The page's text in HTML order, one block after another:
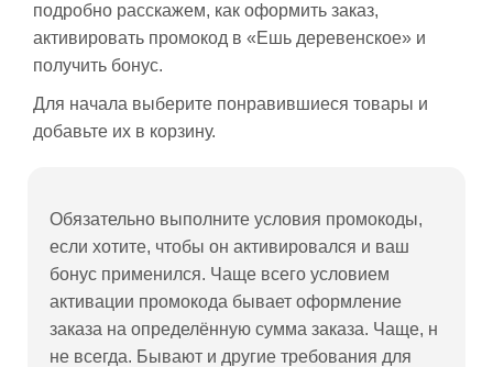
подробно расскажем, как оформить заказ,
активировать промокод в «Ешь деревенское» и
получить бонус.
Для начала выберите понравившиеся товары и
добавьте их в корзину.
Обязательно выполните условия промокоды,
если хотите, чтобы он активировался и ваш
бонус применился. Чаще всего условием
активации промокода бывает оформление
заказа на определённую сумма заказа. Чаще, н
не всегда. Бывают и другие требования для